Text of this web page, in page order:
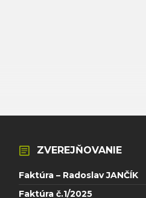
ZVEREJŇOVANIE
Faktúra – Radoslav JANČÍK
Faktúra č.1/2025